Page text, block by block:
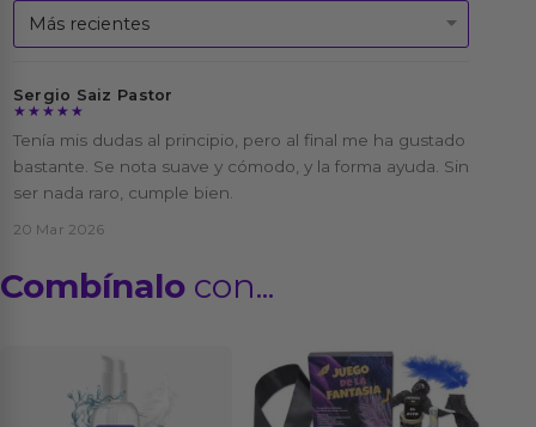
Sergio Saiz Pastor
★★★★★
★★★★★
Tenía mis dudas al principio, pero al final me ha gustado
bastante. Se nota suave y cómodo, y la forma ayuda. Sin
ser nada raro, cumple bien.
20 Mar 2026
Combínalo con...